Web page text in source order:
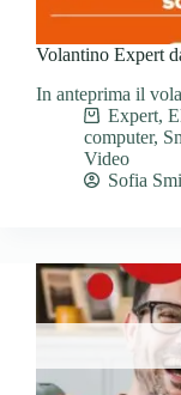
Volantino Expert
In anteprima il
Expert,
computer,
Video
Sofia